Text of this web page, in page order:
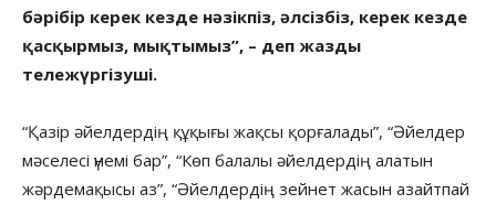
бәрібір керек кезде нәзікпіз, әлсізбіз, керек кезде
қасқырмыз, мықтымыз”, – деп жазды
тележүргізуші.
“Қазір әйелдердің құқығы жақсы қорғалады”, “Әйелдер
мәселесі үнемі бар”, “Көп балалы әйелдердің алатын
жәрдемақысы аз”, “Әйелдердің зейнет жасын азайтпай